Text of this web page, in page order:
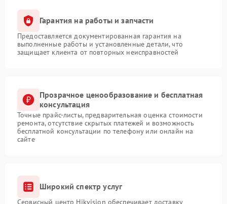
Гарантия на работы и запчасти
Предоставляется документированная гарантия на
выполненные работы и установленные детали, что
защищает клиента от повторных неисправностей
Прозрачное ценообразование и бесплатная
консультация
Точные прайс-листы, предварительная оценка стоимости
ремонта, отсутствие скрытых платежей и возможность
бесплатной консультации по телефону или онлайн на
сайте
Широкий спектр услуг
Сервисный центр Hikvision обеспечивает доставку